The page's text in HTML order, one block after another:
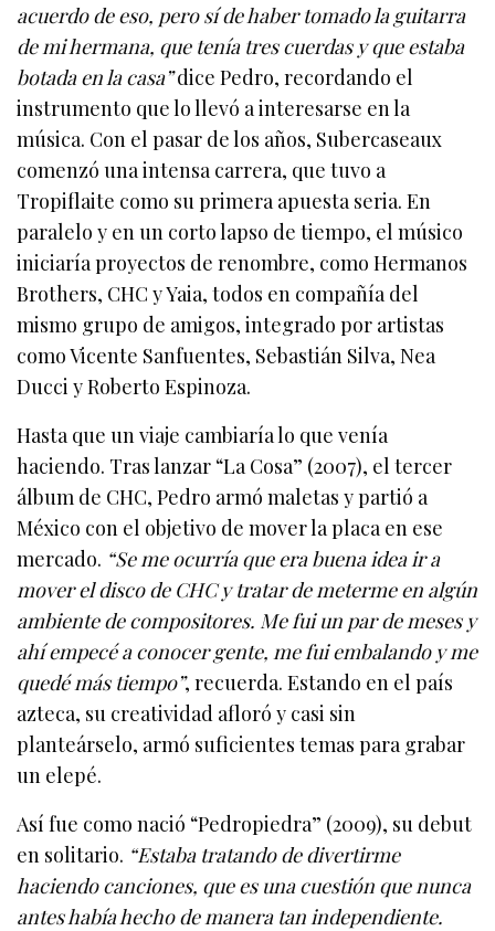
acuerdo de eso, pero sí de haber tomado la guitarra
de mi hermana, que tenía tres cuerdas y que estaba
botada en la casa”dice Pedro, recordando el
instrumento que lo llevó a interesarse en la
música. Con el pasar de los años, Subercaseaux
comenzó una intensa carrera, que tuvo a
Tropiflaite como su primera apuesta seria. En
paralelo y en un corto lapso de tiempo, el músico
iniciaría proyectos de renombre, como Hermanos
Brothers, CHC y Yaia, todos en compañía del
mismo grupo de amigos, integrado por artistas
como Vicente Sanfuentes, Sebastián Silva, Nea
Ducci y Roberto Espinoza.
Hasta que un viaje cambiaría lo que venía
haciendo. Tras lanzar “La Cosa” (2007), el tercer
álbum de CHC, Pedro armó maletas y partió a
México con el objetivo de mover la placa en ese
mercado. “Se me ocurría que era buena idea ir a
mover el disco de CHC y tratar de meterme en algún
ambiente de compositores. Me fui un par de meses y
ahí empecé a conocer gente, me fui embalando y me
quedé más tiempo”, recuerda. Estando en el país
azteca, su creatividad afloró y casi sin
planteárselo, armó suficientes temas para grabar
un elepé.
Así fue como nació “Pedropiedra” (2009), su debut
en solitario. “Estaba tratando de divertirme
haciendo canciones, que es una cuestión que nunca
antes había hecho de manera tan independiente.